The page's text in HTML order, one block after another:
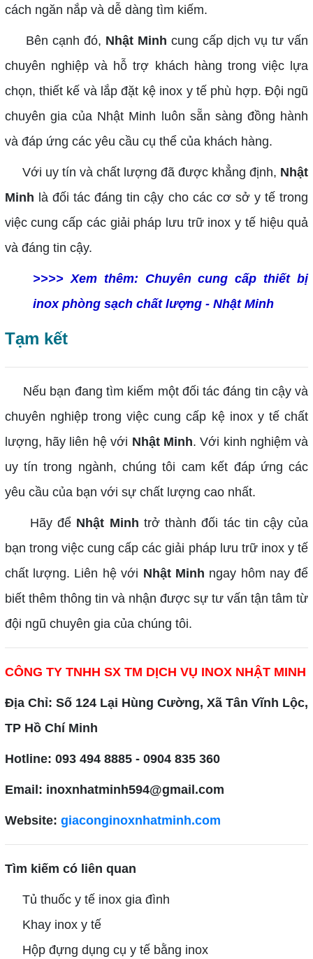
cách ngăn nắp và dễ dàng tìm kiếm.
Bên cạnh đó, Nhật Minh cung cấp dịch vụ tư vấn
chuyên nghiệp và hỗ trợ khách hàng trong việc lựa
chọn, thiết kế và lắp đặt kệ inox y tế phù hợp. Đội ngũ
chuyên gia của Nhật Minh luôn sẵn sàng đồng hành
và đáp ứng các yêu cầu cụ thể của khách hàng.
Với uy tín và chất lượng đã được khẳng định, Nhật
Minh là đối tác đáng tin cậy cho các cơ sở y tế trong
việc cung cấp các giải pháp lưu trữ inox y tế hiệu quả
và đáng tin cậy.
>>>> Xem thêm: Chuyên cung cấp thiết bị
inox phòng sạch chất lượng - Nhật Minh
Tạm kết
Nếu bạn đang tìm kiếm một đối tác đáng tin cậy và
chuyên nghiệp trong việc cung cấp kệ inox y tế chất
lượng, hãy liên hệ với Nhật Minh. Với kinh nghiệm và
uy tín trong ngành, chúng tôi cam kết đáp ứng các
yêu cầu của bạn với sự chất lượng cao nhất.
Hãy để Nhật Minh trở thành đối tác tin cậy của
bạn trong việc cung cấp các giải pháp lưu trữ inox y tế
chất lượng. Liên hệ với Nhật Minh ngay hôm nay để
biết thêm thông tin và nhận được sự tư vấn tận tâm từ
đội ngũ chuyên gia của chúng tôi.
CÔNG TY TNHH SX TM DỊCH VỤ INOX NHẬT MINH
Địa Chỉ: Số 124 Lại Hùng Cường, Xã Tân Vĩnh Lộc,
TP Hồ Chí Minh
Hotline: 093 494 8885 - 0904 835 360
Email: inoxnhatminh594@gmail.com
Website: giaconginoxnhatminh.com
Tìm kiếm có liên quan
Tủ thuốc y tế inox gia đình
Khay inox y tế
Hộp đựng dụng cụ y tế bằng inox